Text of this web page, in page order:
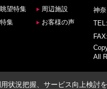
望特集
集
周辺施設
お客様の声
神
All
状況把握、サービス向上検討